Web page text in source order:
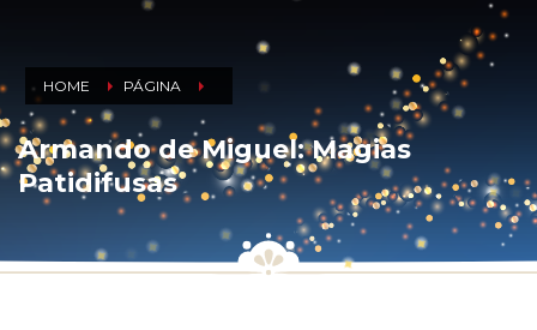
HOME PÁGINA
Armando de Miguel: Magias
Patidifusas